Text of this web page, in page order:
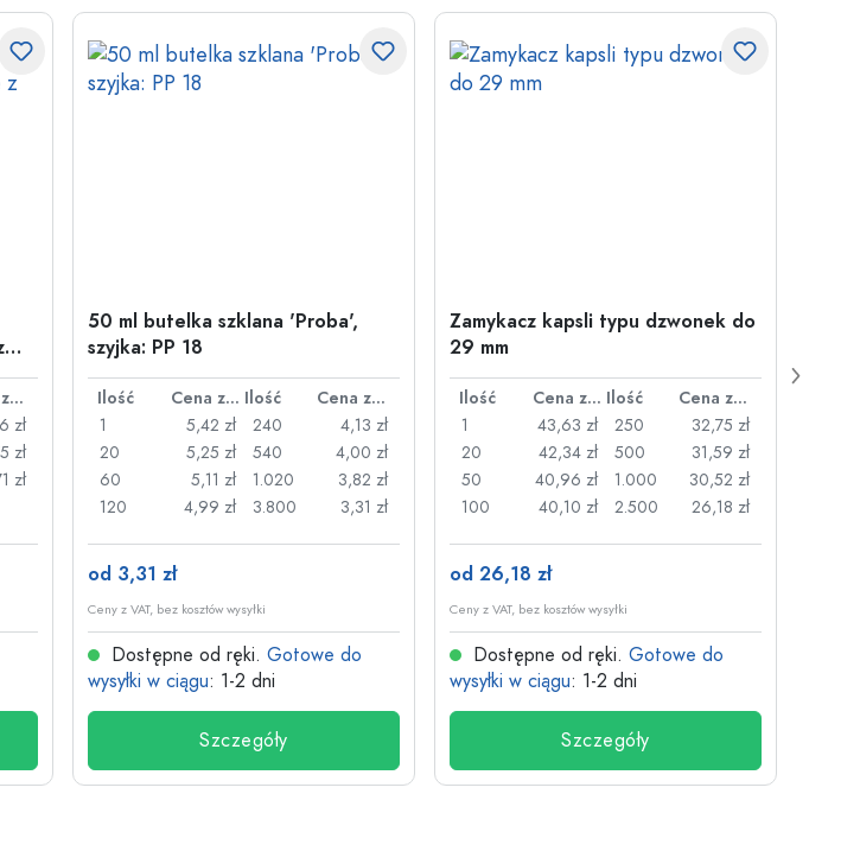
Cena za sztukę
zł
zł
zł
50 ml butelka szklana 'Proba',
szyjka: PP 18
Ilość Cena za sztukę Ilość
Cena za sztukę
1
5,42 zł
20
5,25 zł
60
5,11 zł
120
4,99 zł
240
4,13 zł
540
4,00 zł
1.020
3,82 zł
3.800
3,31 zł
od 3,31 zł
Ceny z VAT, bez kosztów wysyłki
Dostępne od ręki. Gotowe do
wysyłki w ciągu: 1-2 dni
Szczegóły
Zamykacz kapsli typu dzwonek do
29 mm
Ilość Cena za sztukę Ilość
Cena za sztukę
1
43,63 zł
20
42,34 zł
50
40,96 zł
100
40,10 zł
250
32,75 zł
500
31,59 zł
1.000
30,52 zł
2.500
26,18 zł
od 26,18 zł
Ceny z VAT, bez kosztów wysyłki
Dostępne od ręki. Gotowe do
wysyłki w ciągu: 1-2 dni
Szczegóły